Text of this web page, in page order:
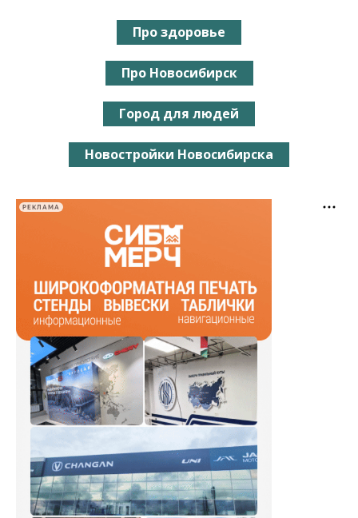
Про здоровье
Про Новосибирск
Город для людей
Новостройки Новосибирска
РЕКЛАМА